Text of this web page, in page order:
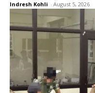
Indresh Kohli - August 5, 2026